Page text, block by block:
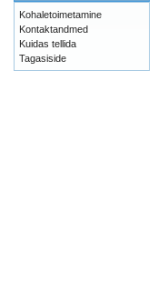
Kohaletoimetamine
Kontaktandmed
Kuidas tellida
Tagasiside